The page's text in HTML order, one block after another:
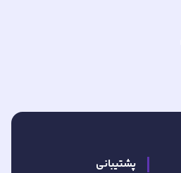
پشتیبانی